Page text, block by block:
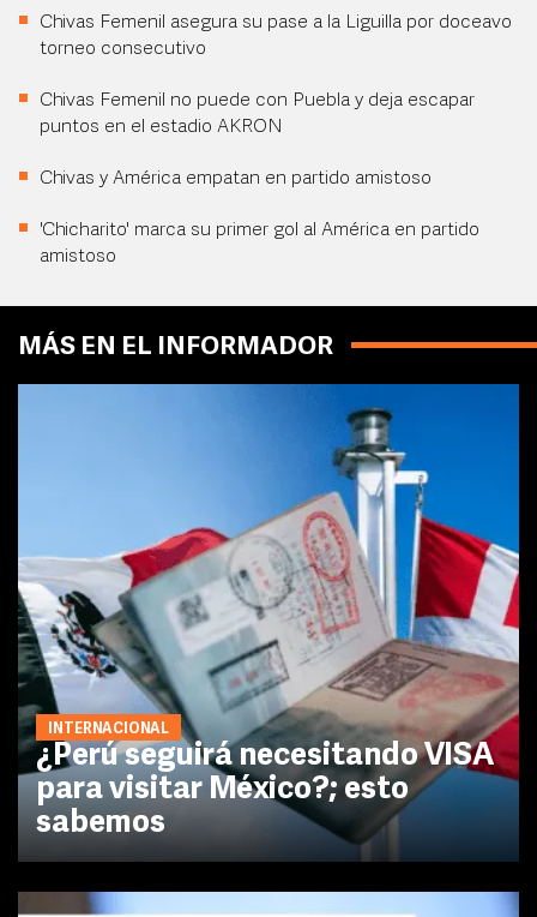
Chivas Femenil asegura su pase a la Liguilla por doceavo
torneo consecutivo
Chivas Femenil no puede con Puebla y deja escapar
puntos en el estadio AKRON
Chivas y América empatan en partido amistoso
'Chicharito' marca su primer gol al América en partido
amistoso
MÁS EN EL INFORMADOR
INTERNACIONAL
¿Perú seguirá necesitando VISA
para visitar México?; esto
sabemos